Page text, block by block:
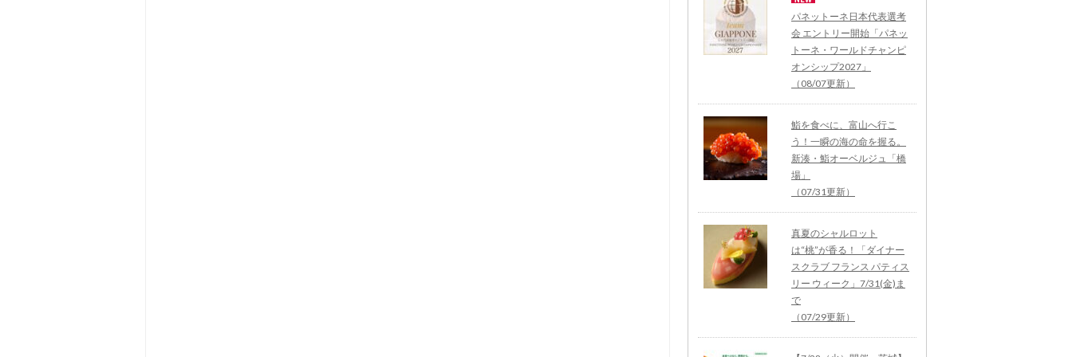
パネットーネ日本代表選考
会 エントリー開始「パネッ
トーネ・ワールドチャンピ
オンシップ2027」
（08/07更新）
鮨を食べに、富山へ行こ
う！一瞬の海の命を握る。
新湊・鮨オーベルジュ「橋
場」
（07/31更新）
真夏のシャルロット
は“桃”が香る！「ダイナー
スクラブ フランス パティス
リー ウィーク」7/31(金)ま
で
（07/29更新）